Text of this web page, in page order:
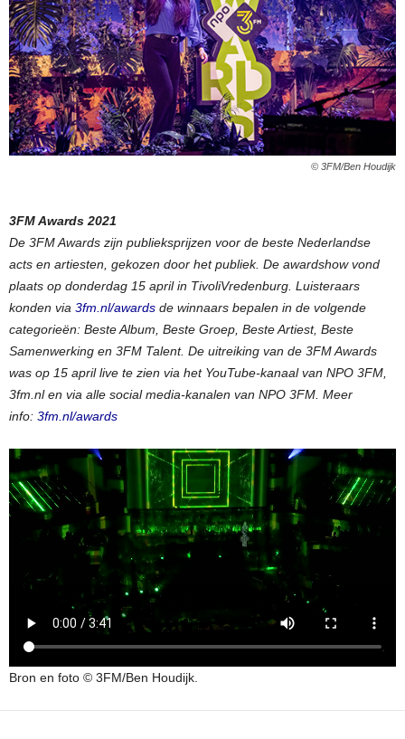
© 3FM/Ben Houdijk
3FM Awards 2021
De 3FM Awards zijn publieksprijzen voor de beste Nederlandse
acts en artiesten, gekozen door het publiek. De awardshow vond
plaats op donderdag 15 april in TivoliVredenburg. Luisteraars
konden via 3fm.nl/awards de winnaars bepalen in de volgende
categorieën: Beste Album, Beste Groep, Beste Artiest, Beste
Samenwerking en 3FM Talent. De uitreiking van de 3FM Awards
was op 15 april live te zien via het YouTube-kanaal van NPO 3FM,
3fm.nl en via alle social media-kanalen van NPO 3FM. Meer
info: 3fm.nl/awards
Bron en foto © 3FM/Ben Houdijk.